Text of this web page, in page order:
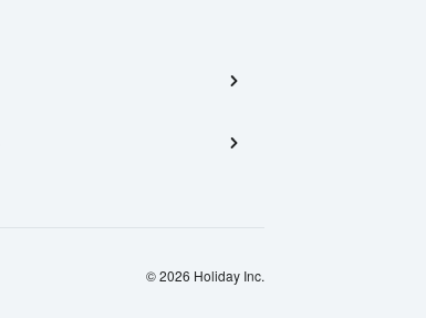
© 2026 Holiday Inc.